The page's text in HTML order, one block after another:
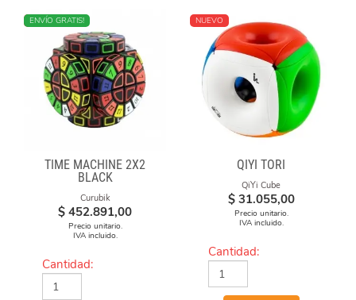
NUEVO
ENVÍO GRATIS!
TIME MACHINE 2X2
BLACK
Curubik
$ 452.891,00
Precio unitario.
IVA incluido.
Cantidad:
NUEVO
QIYI TORI
QiYi Cube
$ 31.055,00
Precio unitario.
IVA incluido.
Cantidad: